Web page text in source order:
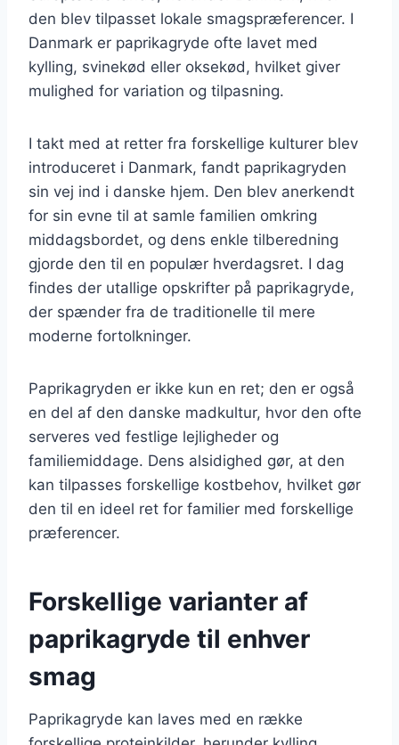
den blev tilpasset lokale smagspræferencer. I
Danmark er paprikagryde ofte lavet med
kylling, svinekød eller oksekød, hvilket giver
mulighed for variation og tilpasning.
I takt med at retter fra forskellige kulturer blev
introduceret i Danmark, fandt paprikagryden
sin vej ind i danske hjem. Den blev anerkendt
for sin evne til at samle familien omkring
middagsbordet, og dens enkle tilberedning
gjorde den til en populær hverdagsret. I dag
findes der utallige opskrifter på paprikagryde,
der spænder fra de traditionelle til mere
moderne fortolkninger.
Paprikagryden er ikke kun en ret; den er også
en del af den danske madkultur, hvor den ofte
serveres ved festlige lejligheder og
familiemiddage. Dens alsidighed gør, at den
kan tilpasses forskellige kostbehov, hvilket gør
den til en ideel ret for familier med forskellige
præferencer.
Forskellige varianter af
paprikagryde til enhver
smag
Paprikagryde kan laves med en række